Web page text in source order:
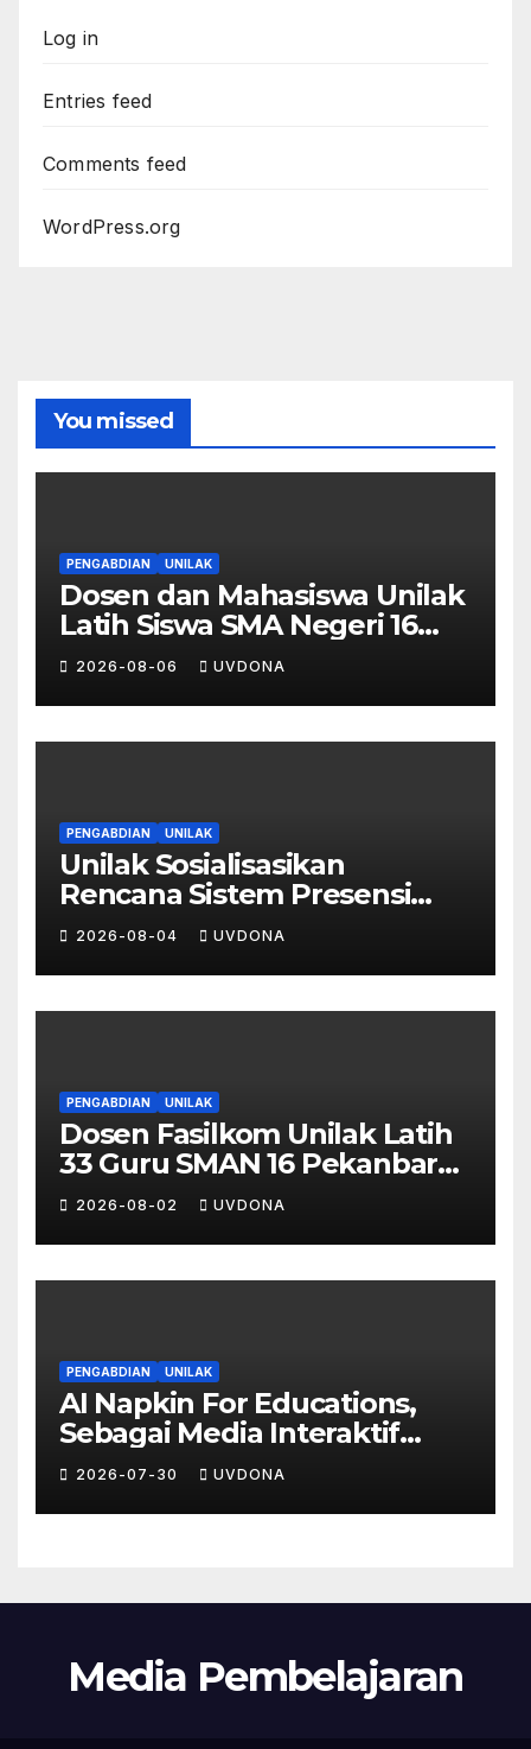
Log in
Entries feed
Comments feed
WordPress.org
You missed
PENGABDIAN UNILAK
Dosen dan Mahasiswa Unilak
Latih Siswa SMA Negeri 16
Pekanbaru Kelola Bisnis
Digital Lewat Affiliate
Marketing dan Aplikasi MOVA
2026-08-06 UVDONA
PENGABDIAN UNILAK
Unilak Sosialisasikan
Rencana Sistem Presensi
Digital Berbasis Pengenalan
Wajah di SMA Negeri 1
Kateman
2026-08-04 UVDONA
PENGABDIAN UNILAK
Dosen Fasilkom Unilak Latih
33 Guru SMAN 16 Pekanbaru
Gelar Ujian Digital Berbasis
Kecerdasan Buatan
2026-08-02 UVDONA
PENGABDIAN UNILAK
AI Napkin For Educations,
Sebagai Media Interaktif
Peningkatkan Partisipasi dan
Stimulus Pembelajaran Siswa
2026-07-30 UVDONA
Media Pembelajaran